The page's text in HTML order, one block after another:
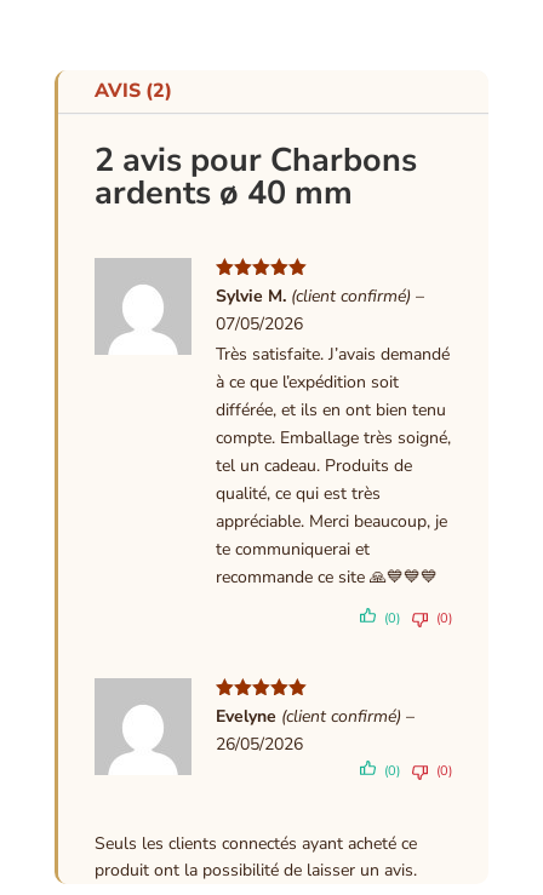
AVIS (2)
2 avis pour Charbons
ardents ø 40 mm
Note5 sur
5
Sylvie M. (client confirmé) –
07/05/2026
Très satisfaite. J’avais demandé
à ce que l’expédition soit
différée, et ils en ont bien tenu
compte. Emballage très soigné,
tel un cadeau. Produits de
qualité, ce qui est très
appréciable. Merci beaucoup, je
te communiquerai et
recommande ce site 🙏💙💙💙
(0) (0)
Note5sur
Evelyne (client confirmé) –
26/05/2026
(0) (0)
Seuls les clients connectés ayant acheté ce
produit ont la possibilité de laisser un avis.